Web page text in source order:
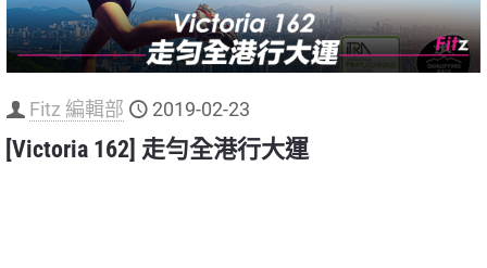
Fitz 編輯部 2019-02-23
[Victoria 162] 走勻全港行大運